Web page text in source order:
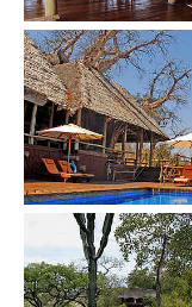
Show larger version
Show larger version